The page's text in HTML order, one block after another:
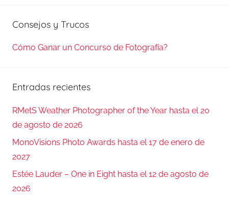
Consejos y Trucos
Cómo Ganar un Concurso de Fotografía?
Entradas recientes
RMetS Weather Photographer of the Year hasta el 20
de agosto de 2026
MonoVisions Photo Awards hasta el 17 de enero de
2027
Estée Lauder – One in Eight hasta el 12 de agosto de
2026